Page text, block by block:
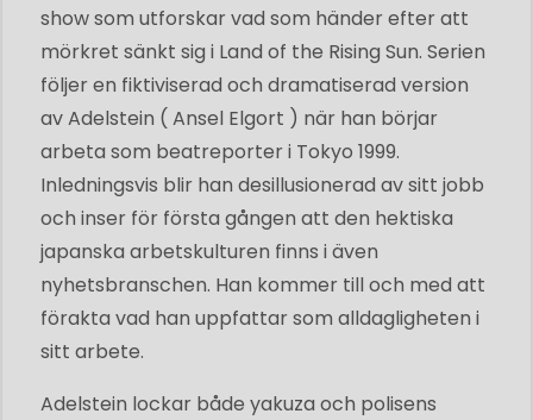
show som utforskar vad som händer efter att
mörkret sänkt sig i Land of the Rising Sun. Serien
följer en fiktiviserad och dramatiserad version
av Adelstein ( Ansel Elgort ) när han börjar
arbeta som beatreporter i Tokyo 1999.
Inledningsvis blir han desillusionerad av sitt jobb
och inser för första gången att den hektiska
japanska arbetskulturen finns i även
nyhetsbranschen. Han kommer till och med att
förakta vad han uppfattar som alldagligheten i
sitt arbete.
Adelstein lockar både yakuza och polisens